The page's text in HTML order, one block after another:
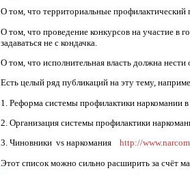
О том, что территориальные
О том, что проведение конкурсов на участие в
задаваться не с кондачка.
О том, что исполнительная власть должна нести
Есть целый ряд публикаций на эту тему,
1. Реформа системы профилактики наркомании
2. Организация системы профилактики
3. Чиновники vs наркомания
http://
Этот список можно сильно расширить за счёт